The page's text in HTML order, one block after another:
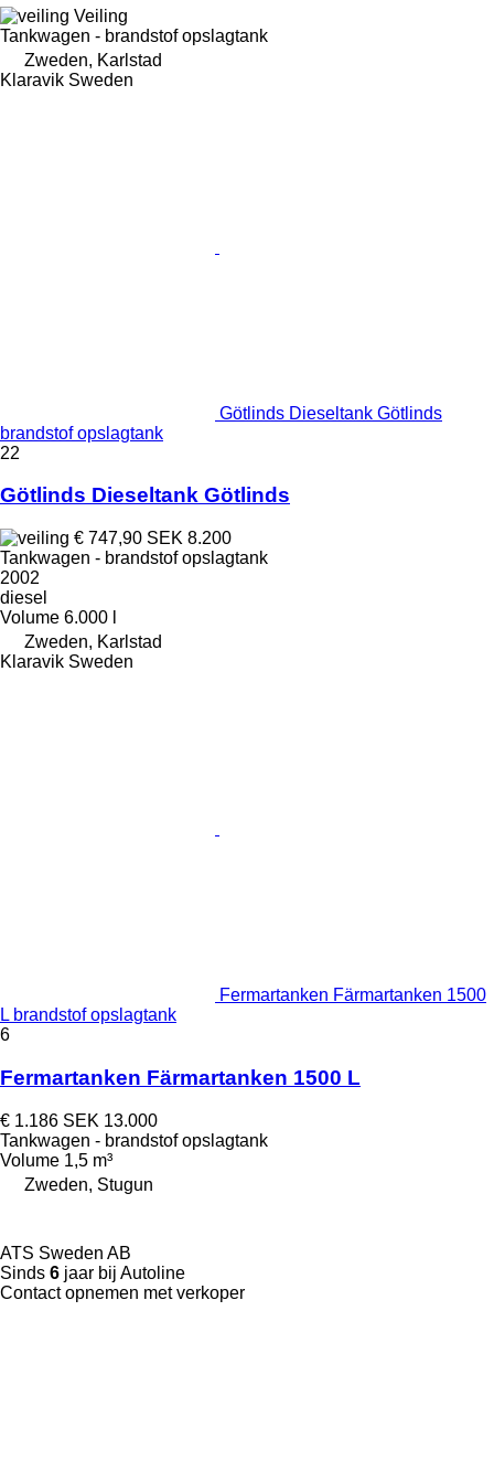
Veiling
Tankwagen - brandstof opslagtank
Zweden, Karlstad
Klaravik Sweden
Götlinds Dieseltank Götlinds
brandstof opslagtank
22
Götlinds Dieseltank Götlinds
€ 747,90 SEK 8.200
Tankwagen - brandstof opslagtank
2002
diesel
Volume 6.000 l
Zweden, Karlstad
Klaravik Sweden
Fermartanken Färmartanken 1500
L brandstof opslagtank
6
Fermartanken Färmartanken 1500 L
€ 1.186 SEK 13.000
Tankwagen - brandstof opslagtank
Volume 1,5 m³
Zweden, Stugun
ATS Sweden AB
Sinds 6 jaar bij Autoline
Contact opnemen met verkoper